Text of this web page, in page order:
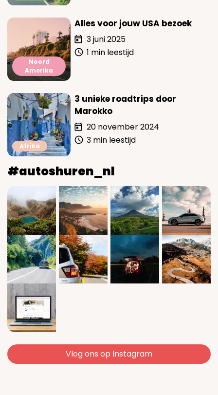
Noord
Amerika
Alles voor jouw USA bezoek
3 juni 2025
1 min leestijd
Afrika
3 unieke roadtrips door
Marokko
20 november 2024
3 min leestijd
#autoshuren_nl
Vlog ons op Instagram